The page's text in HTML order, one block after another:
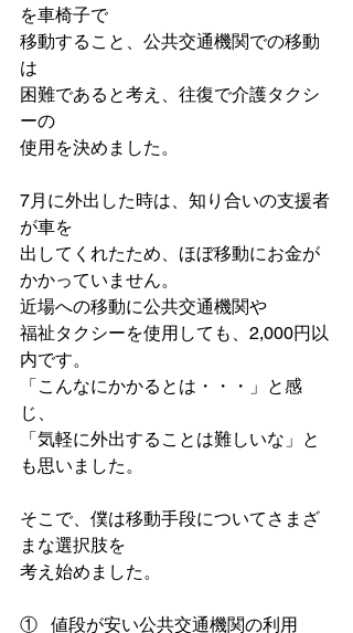
を車椅子で
移動すること、公共交通機関での移動
は
困難であると考え、往復で介護タクシ
ーの
使用を決めました。
7月に外出した時は、知り合いの支援者
が車を
出してくれたため、ほぼ移動にお金が
かかっていません。
近場への移動に公共交通機関や
福祉タクシーを使用しても、2,000円以
内です。
「こんなにかかるとは・・・」と感
じ、
「気軽に外出することは難しいな」と
も思いました。
そこで、僕は移動手段についてさまざ
まな選択肢を
考え始めました。
①   値段が安い公共交通機関の利用